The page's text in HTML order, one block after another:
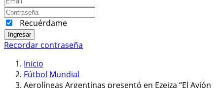
Recuérdame
Ingresar
Recordar contraseña
Inicio
Fútbol Mundial
Aerolíneas Argentinas presentó en Ezeiza “El Avión